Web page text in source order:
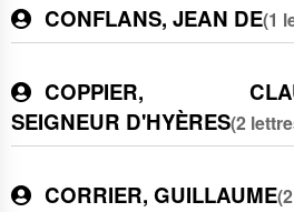
CONFLANS, JEAN DE(1
COPPIER,
SEIGNEUR D'HYÈRES(2
CORRIER, GUILLAUME